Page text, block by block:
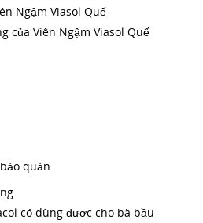
Ngậm Viasol Quế
của Viên Ngậm Viasol Quế
quản
có dùng được cho bà bầu